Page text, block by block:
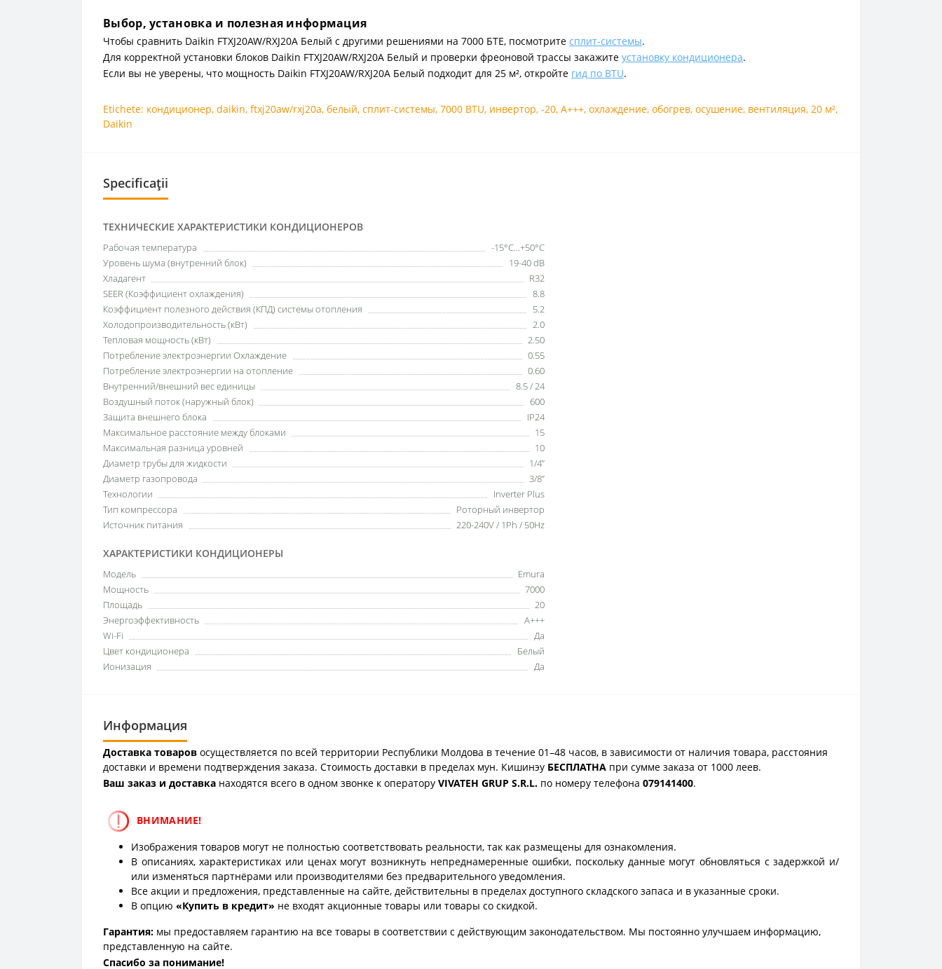
Выбор, установка и полезная информация
Чтобы сравнить Daikin FTXJ20AW/RXJ20A Белый с другими решениями на 7000 БТЕ, посмотрите сплит-системы.
Для корректной установки блоков Daikin FTXJ20AW/RXJ20A Белый и проверки фреоновой трассы закажите установку кондиционера.
Если вы не уверены, что мощность Daikin FTXJ20AW/RXJ20A Белый подходит для 25 м², откройте гид по BTU.
Etichete: кондиционер, daikin, ftxj20aw/rxj20a, белый, сплит-системы, 7000 BTU, инвертор, -20, A+++, охлаждение, обогрев, осушение, вентиляция, 20 м²,
Daikin
Specificații
ТЕХНИЧЕСКИЕ ХАРАКТЕРИСТИКИ КОНДИЦИОНЕРОВ
Рабочая температура
-15°C...+50°C
Уровень шума (внутренний блок)
19-40 dB
Хладагент
R32
SEER (Коэффициент охлаждения)
8.8
Коэффициент полезного действия (КПД) системы отопления
5.2
Холодопроизводительность (кВт)
2.0
Тепловая мощность (кВт)
2.50
Потребление электроэнергии Охлаждение
0.55
Потребление электроэнергии на отопление
0.60
Внутренний/внешний вес единицы
8.5 / 24
Воздушный поток (наружный блок)
600
Защита внешнего блока
IP24
Максимальное расстояние между блоками
15
Максимальная разница уровней
10
Диаметр трубы для жидкости
1/4”
Диаметр газопровода
3/8”
Технологии
Inverter Plus
Тип компрессора
Роторный инвертор
Источник питания
220-240V / 1Ph / 50Hz
ХАРАКТЕРИСТИКИ КОНДИЦИОНЕРЫ
Модель
Emura
Мощность
7000
Площадь
20
Энергоэффективность
A+++
Wi-Fi
Да
Цвет кондиционера
Белый
Ионизация
Да
Информация
Доставка товаров осуществляется по всей территории Республики Молдова в течение 01–48 часов, в зависимости от наличия товара, расстояния
доставки и времени подтверждения заказа. Стоимость доставки в пределах мун. Кишинэу БЕСПЛАТНА при сумме заказа от 1000 леев.
Ваш заказ и доставка находятся всего в одном звонке к оператору VIVATEH GRUP S.R.L. по номеру телефона 079141400.
ВНИМАНИЕ!
Изображения товаров могут не полностью соответствовать реальности, так как размещены для ознакомления.
В описаниях, характеристиках или ценах могут возникнуть непреднамеренные ошибки, поскольку данные могут обновляться с задержкой и/
или изменяться партнёрами или производителями без предварительного уведомления.
Все акции и предложения, представленные на сайте, действительны в пределах доступного складского запаса и в указанные сроки.
В опцию «Купить в кредит» не входят акционные товары или товары со скидкой.
Гарантия: мы предоставляем гарантию на все товары в соответствии с действующим законодательством. Мы постоянно улучшаем информацию,
представленную на сайте.
Спасибо за понимание!